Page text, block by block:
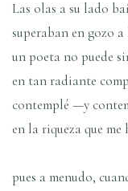
Las olas a su lado
superaban en gozo
un poeta no puede
en tan radiante
contemplé —y
en la riqueza que
pues a menudo,